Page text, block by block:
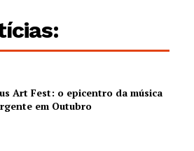
Art Fest: o epicentro da música
em Outubro